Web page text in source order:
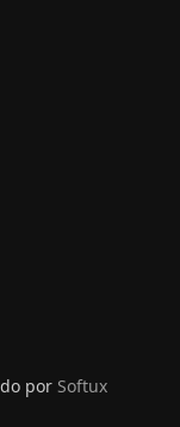
por Softux